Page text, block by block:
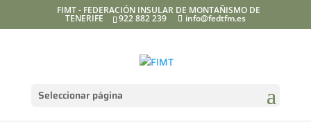
FIMT - FEDERACIÓN INSULAR DE MONTAÑISMO DE
TENERIFE 922 882 239 info@fedtfm.es
Seleccionar página